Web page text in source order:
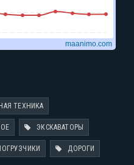
ТЕХНИКА
ЭКСКАВАТОРЫ
ДОРОГИ